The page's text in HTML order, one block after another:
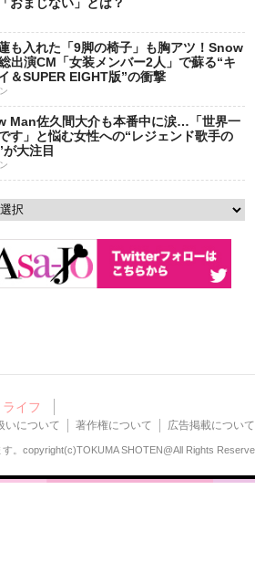
おまじない」とは？
も入れた「9脚の椅子」も胸アツ！Snow
出演CM「女装メンバー2人」で蘇る“キ
＆SUPER EIGHT版”の衝撃
Man佐久間大介も本番中に涙…「世界一
す」と悩む女性への“レジェンド歌手の
が大注目
ライフ
いについて 著作権について 広告掲載について
。 copyright(c)TOKUMA SHOTEN@All Rights